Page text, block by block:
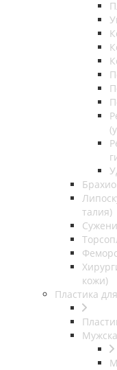
талия)
кожи)
Пластика